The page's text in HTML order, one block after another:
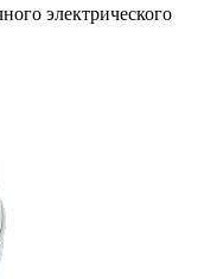
электрического